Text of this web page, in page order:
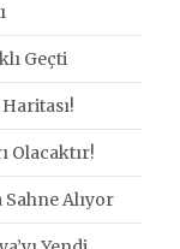
Geçti
Olacaktır!
Sahne Alıyor